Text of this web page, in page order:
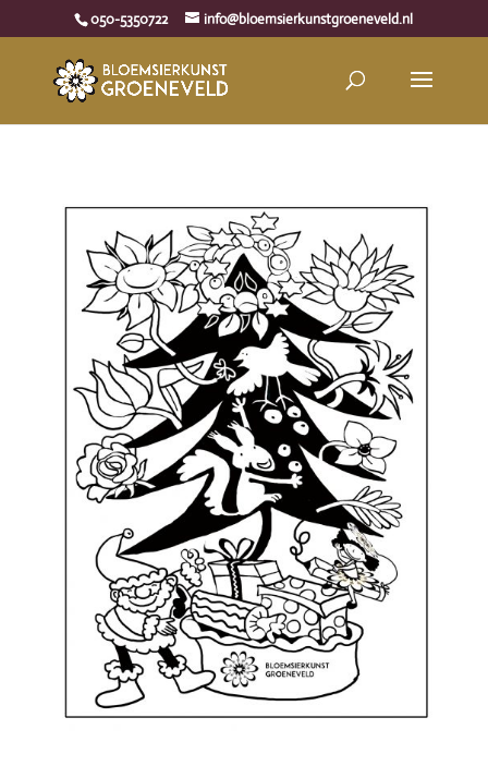
050-5350722 info@bloemsierkunstgroeneveld.nl